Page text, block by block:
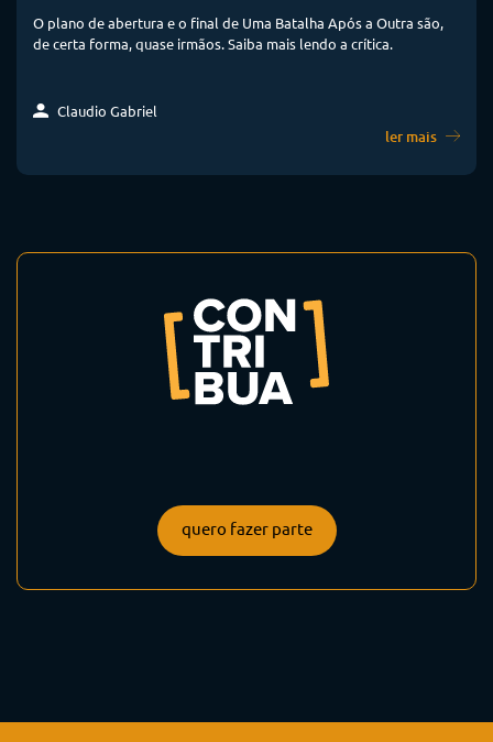
O plano de abertura e o final de Uma Batalha Após a Outra são,
de certa forma, quase irmãos. Saiba mais lendo a crítica.
Claudio Gabriel
ler mais
quero fazer parte